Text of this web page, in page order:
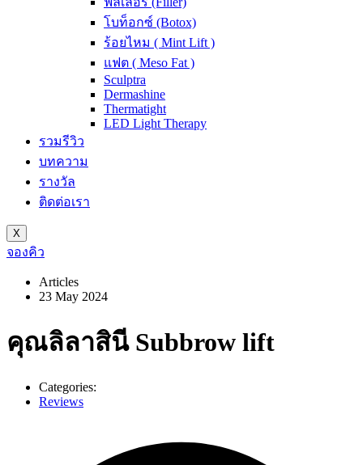
โบท็อกซ์ (Botox)
ร้อยไหม ( Mint Lift )
แฟต ( Meso Fat )
Sculptra
Dermashine
Thermatight
LED Light Therapy
รวมรีวิว
บทความ
รางวัล
ติดต่อเรา
X
จองคิว
Articles
23 May 2024
คุณลิลาสินี Subbrow lift
Categories:
Reviews